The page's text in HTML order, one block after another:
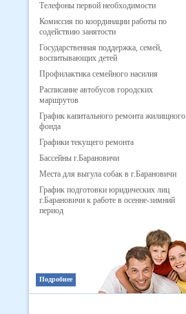
Телефоны первой необходимости
Комиссия по координации работы по
содействию занятости
Государственная поддержка, семей,
воспитывающих детей
Профилактика семейного насилия
Расписание автобусов городских
маршрутов
График капитального ремонта жилищного
фонда
Графики текущего ремонта
Бассейны г.Барановичи
Места для выгула собак в г.Барановичи
График подготовки юридических лиц
г.Барановичи к работе в осенне-зимний
период
Подробнее